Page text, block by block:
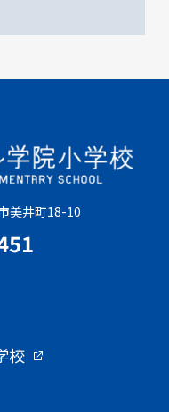
美井町18-10
校